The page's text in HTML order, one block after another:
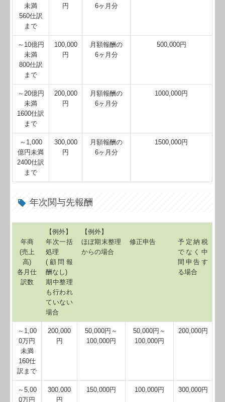
経営管理のご提案
未満
560仕訳
まで
円
6ヶ月分
～10億円
未満
800仕訳
まで
100,000
円
月額報酬の
6ヶ月分
500,000円
～20億円
未満
1600仕訳
まで
200,000
円
月額報酬の
6ヶ月分
1000,000円
～1,000
億円未満
2400仕訳
まで
300,000
円
月額報酬の
6ヶ月分
1500,000円
年次関与先報酬
年商
(売上
高)
各月仕
訳数
【例外】
年次一括
処理
(顧問報
酬なし)
期中整理
も行われ
ていない
場合
【例外】
ほぼ期末整理
からの場合
修正申告
予定納税
でなく中
間申告す
る場合
～1,00
0万円
未満
160仕
訳まで
200,000
円
50,000円～
100,000円
50,000円～
100,000円
200,000円
～5,00
0万円
300,000
円
150,000円 100,000円 300,000円